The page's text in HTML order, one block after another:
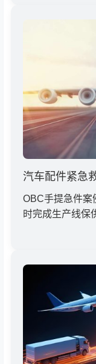
汽车配件紧急
OBC手提急件
时完成生产线保